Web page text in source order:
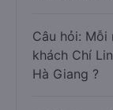
Câu hỏi: Mỗi
khách Chí
Hà Giang ?